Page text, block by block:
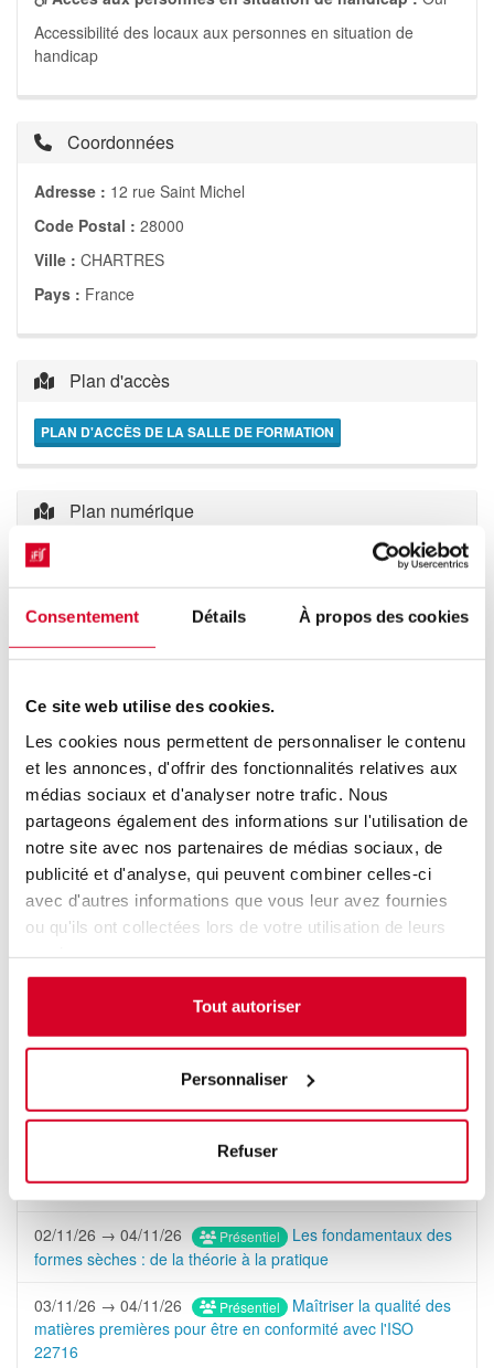
Consentement Détails À propos des cookies
Ce site web utilise des cookies.
Les cookies nous permettent de personnaliser le contenu
et les annonces, d'offrir des fonctionnalités relatives aux
médias sociaux et d'analyser notre trafic. Nous
partageons également des informations sur l'utilisation de
notre site avec nos partenaires de médias sociaux, de
publicité et d'analyse, qui peuvent combiner celles-ci
avec d'autres informations que vous leur avez fournies
ou qu'ils ont collectées lors de votre utilisation de leurs
Tout autoriser
Personnaliser
Refuser
Accessibilité des locaux aux personnes en situation de
handicap
Coordonnées
Adresse : 12 rue Saint Michel
Code Postal : 28000
Ville : CHARTRES
Pays : France
Plan d'accès
PLAN D'ACCÈS DE LA SALLE DE FORMATION
Plan numérique
Prochaines sessions
12/10/26 → 14/10/26 Formation Prioritaire Présentiel
Les essentiels de la galénique : une vision globale du
process de fabrication des différentes formes
pharmaceutiques
pharmaceutique : les clés de la qualité et de la performance
02/11/26 → 04/11/26 Présentiel
Les fondamentaux des
formes sèches : de la théorie à la pratique
03/11/26 → 04/11/26 Présentiel
Maîtriser la qualité des
matières premières pour être en conformité avec l'ISO
22716